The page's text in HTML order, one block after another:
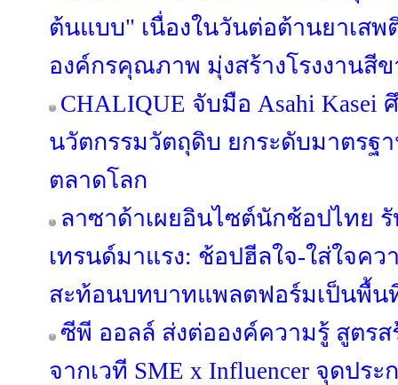
ต้นแบบ" เนื่องในวันต่อต้านยาเสพ
องค์กรคุณภาพ มุ่งสร้างโรงงานสี
CHALIQUE จับมือ Asahi Kasei
นวัตกรรมวัตถุดิบ ยกระดับมาตรฐ
ตลาดโลก
ลาซาด้าเผยอินไซต์นักช้อปไทย รั
เทรนด์มาแรง: ช้อปฮีลใจ-ใส่ใจค
สะท้อนบทบาทแพลตฟอร์มเป็นพื้น
ซีพี ออลล์ ส่งต่อองค์ความรู้ สูตร
จากเวที SME x Influencer จุดปร